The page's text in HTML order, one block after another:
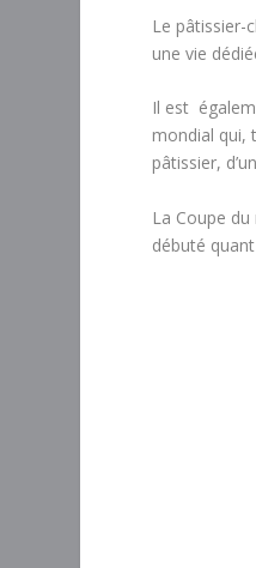
Le pâtissier-
une vie
Il est
mondial qui,
pâtissier,
La Coupe
débuté